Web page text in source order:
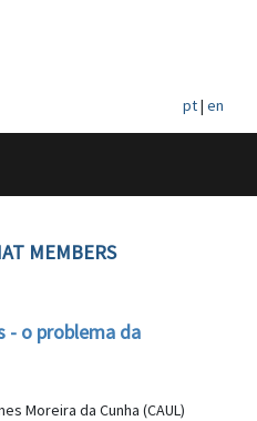
pt| en
MEMBERS
- o problema da
Moreira da Cunha (CAUL)